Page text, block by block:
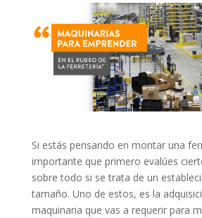
Si estás pensando en montar una
importante que primero evalúes
sobre todo si se trata de un
tamaño. Uno de estos, es la
maquinaria que vas a requerir para